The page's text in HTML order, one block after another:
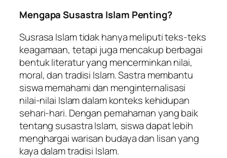
Mengapa Susastra Islam Penting?
Susrasa Islam tidak hanya meliputi teks-teks
keagamaan, tetapi juga mencakup berbagai
bentuk literatur yang mencerminkan nilai,
moral, dan tradisi Islam. Sastra membantu
siswa memahami dan menginternalisasi
nilai-nilai Islam dalam konteks kehidupan
sehari-hari. Dengan pemahaman yang baik
tentang susastra Islam, siswa dapat lebih
menghargai warisan budaya dan lisan yang
kaya dalam tradisi Islam.